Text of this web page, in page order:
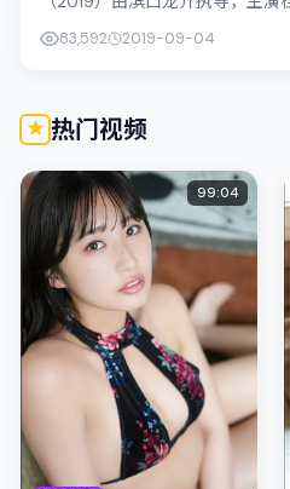
83,592 2019-09-04
热门视频
99:04